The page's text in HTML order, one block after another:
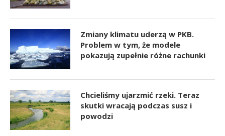
Zmiany klimatu uderzą w PKB.
Problem w tym, że modele
pokazują zupełnie różne rachunki
Chcieliśmy ujarzmić rzeki. Teraz
skutki wracają podczas susz i
powodzi